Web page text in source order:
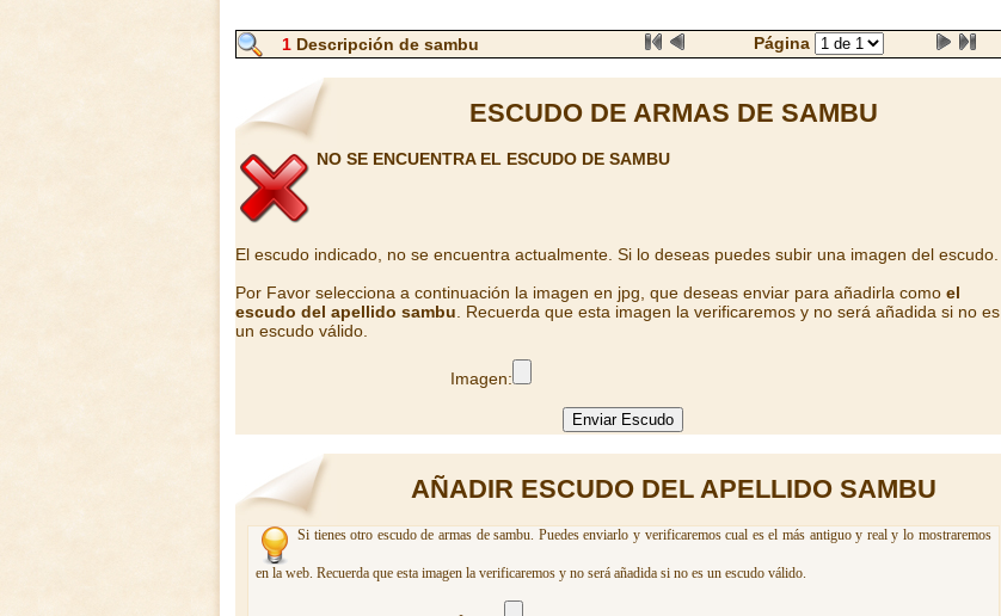
1Descripción de sambu Página
ESCUDO DE ARMAS DE SAMBU
NO SE ENCUENTRA EL ESCUDO DE SAMBU
El escudo indicado, no se encuentra actualmente. Si lo deseas puedes subir una imagen del escudo.
Por Favor selecciona a continuación la imagen en jpg, que deseas enviar para añadirla como el
escudo del apellido sambu . Recuerda que esta imagen la verificaremos y no será añadida si no es
un escudo válido.
Imagen:
AÑADIR ESCUDO DEL APELLIDO SAMBU
Si tienes otro escudo de armas de sambu. Puedes enviarlo y verificaremos cual es el más antiguo y real y lo mostraremos
en la web. Recuerda que esta imagen la verificaremos y no será añadida si no es un escudo válido.